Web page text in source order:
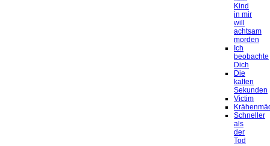
Kind
in mir
will
achtsam
morden
Ich
beobachte
Dich
Die
kalten
Sekunden
Victim
Schneller
als
der
Tod